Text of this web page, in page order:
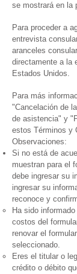
se mostrará en la
Para proceder a
entrevista
aranceles
directamente a la
Estados Unidos.
Para más
"Cancelación de
de asistencia" y
estos Términos y
Observaciones:
Si no está de
muestran para el
debe ingresar su
ingresar su
reconoce y
Ha sido
costos del
renovar el
seleccionado.
Eres el titular o
crédito o débito